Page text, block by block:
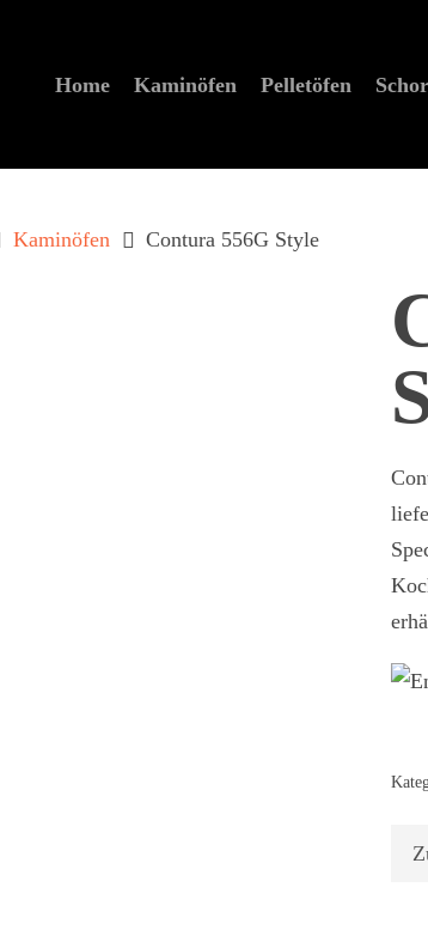
schließen der Suche.
Home Kaminöfen Pelletöfen
Kaminöfen Contura 556G Style